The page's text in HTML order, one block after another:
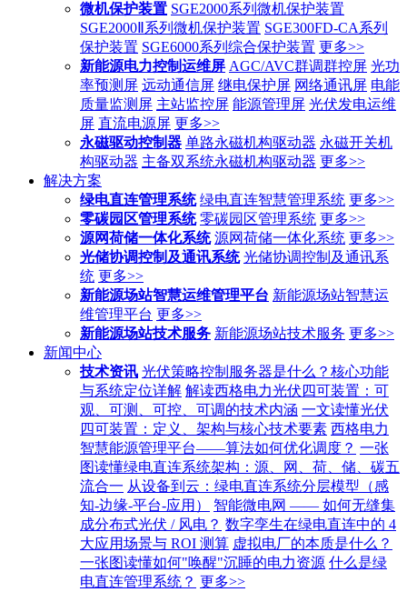
微机保护装置 SGE2000系列微机保护装置
SGE2000Ⅱ系列微机保护装置 SGE300FD-CA系列
保护装置 SGE6000系列综合保护装置 更多>>
新能源电力控制运维屏 AGC/AVC群调群控屏 光功
率预测屏 远动通信屏 继电保护屏 网络通讯屏 电能
质量监测屏 主站监控屏 能源管理屏 光伏发电运维
屏 直流电源屏 更多>>
永磁驱动控制器 单路永磁机构驱动器 永磁开关机
构驱动器 主备双系统永磁机构驱动器 更多>>
解决方案
绿电直连管理系统 绿电直连智慧管理系统 更多>>
零碳园区管理系统 零碳园区管理系统 更多>>
源网荷储一体化系统 源网荷储一体化系统 更多>>
光储协调控制及通讯系统 光储协调控制及通讯系
统 更多>>
新能源场站智慧运维管理平台 新能源场站智慧运
维管理平台 更多>>
新能源场站技术服务 新能源场站技术服务 更多>>
新闻中心
技术资讯 光伏策略控制服务器是什么？核心功能
与系统定位详解 解读西格电力光伏四可装置：可
观、可测、可控、可调的技术内涵 一文读懂光伏
四可装置：定义、架构与核心技术要素 西格电力
智慧能源管理平台——算法如何优化调度？ 一张
图读懂绿电直连系统架构：源、网、荷、储、碳五
流合一 从设备到云：绿电直连系统分层模型（感
知-边缘-平台-应用）
智能微电网 —— 如何无缝集
成分布式光伏 / 风电？ 数字孪生在绿电直连中的 4
大应用场景与 ROI 测算 虚拟电厂的本质是什么？
一张图读懂如何"唤醒"沉睡的电力资源 什么是绿
电直连管理系统？ 更多>>